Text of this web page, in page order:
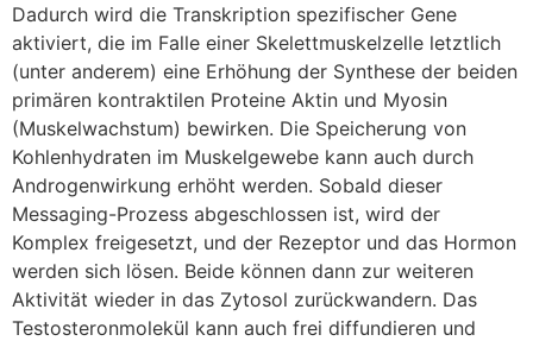
Dadurch wird die Transkription spezifischer Gene
aktiviert, die im Falle einer Skelettmuskelzelle letztlich
(unter anderem) eine Erhöhung der Synthese der beiden
primären kontraktilen Proteine Aktin und Myosin
(Muskelwachstum) bewirken. Die Speicherung von
Kohlenhydraten im Muskelgewebe kann auch durch
Androgenwirkung erhöht werden. Sobald dieser
Messaging-Prozess abgeschlossen ist, wird der
Komplex freigesetzt, und der Rezeptor und das Hormon
werden sich lösen. Beide können dann zur weiteren
Aktivität wieder in das Zytosol zurückwandern. Das
Testosteronmolekül kann auch frei diffundieren und